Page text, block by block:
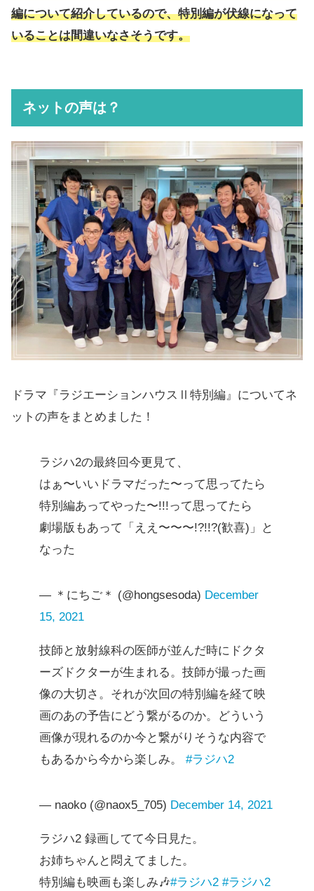
編について紹介しているので、特別編が伏線になって
いることは間違いなさそうです。
ネットの声は？
ドラマ『ラジエーションハウスⅡ特別編』についてネ
ットの声をまとめました！
ラジハ2の最終回今更見て、
はぁ〜いいドラマだった〜って思ってたら
特別編あってやった〜!!!って思ってたら
劇場版もあって「ええ〜〜〜!?!!?(歓喜)」と
なった
— ＊にちご＊ (@hongsesoda) December
15, 2021
技師と放射線科の医師が並んだ時にドクタ
ーズドクターが生まれる。技師が撮った画
像の大切さ。それが次回の特別編を経て映
画のあの予告にどう繋がるのか。どういう
画像が現れるのか今と繋がりそうな内容で
もあるから今から楽しみ。 #ラジハ2
— naoko (@naox5_705) December 14, 2021
ラジハ2 録画してて今日見た。
お姉ちゃんと悶えてました。
特別編も映画も楽しみ🎶#ラジハ2 #ラジハ2